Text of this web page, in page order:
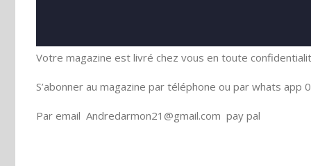
Votre magazine est livré chez vous en toute
S’abonner au magazine par téléphone ou par whats
Par email Andredarmon21@gmail.com pay pal